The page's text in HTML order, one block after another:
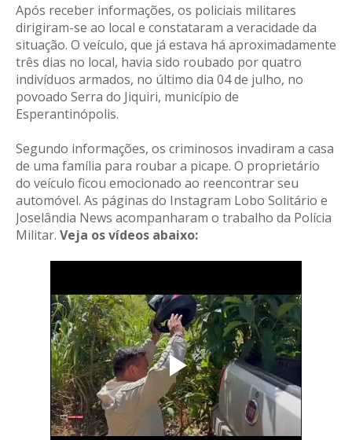
Após receber informações, os policiais militares
dirigiram-se ao local e constataram a veracidade da
situação. O veículo, que já estava há aproximadamente
três dias no local, havia sido roubado por quatro
indivíduos armados, no último dia 04 de julho, no
povoado Serra do Jiquiri, município de
Esperantinópolis.
Segundo informações, os criminosos invadiram a casa
de uma família para roubar a picape. O proprietário
do veículo ficou emocionado ao reencontrar seu
automóvel. As páginas do Instagram Lobo Solitário e
Joselândia News acompanharam o trabalho da Polícia
Militar. Veja os vídeos abaixo: